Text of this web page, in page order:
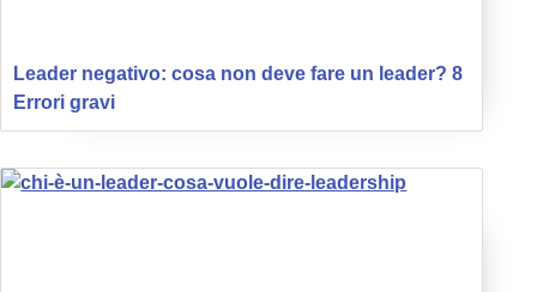
Leader negativo: cosa non deve fare un leader? 8
Errori gravi